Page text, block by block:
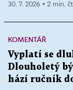
30. 7. 2026 ▪ 2 min.
KOMENTÁŘ
Vyplatí se
Dlouholetý
hází ručník